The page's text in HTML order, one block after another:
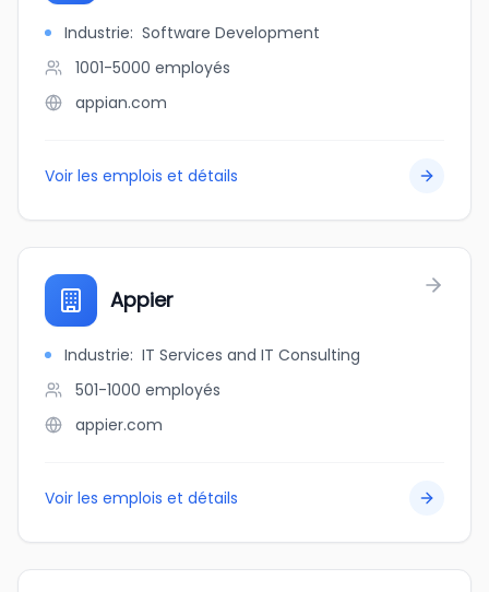
Industrie: Software Development
1001-5000 employés
appian.com
Voir les emplois et détails
Appier
Industrie: IT Services and IT Consulting
501-1000 employés
appier.com
Voir les emplois et détails